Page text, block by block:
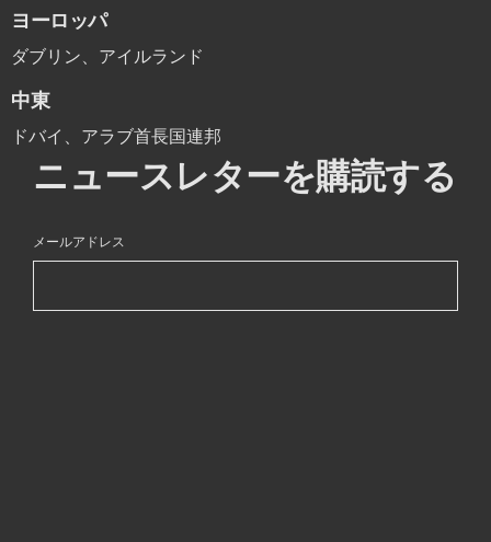
ヨーロッパ
ダブリン、アイルランド
中東
ドバイ、アラブ首長国連邦
ニュースレターを購読する
メールアドレス